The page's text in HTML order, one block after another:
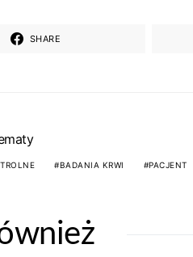
SHARE
BADANIA KRWI PACJENT